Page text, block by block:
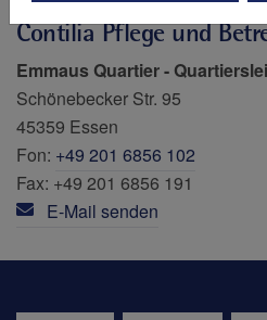
Contilia Pflege und
Emmaus Quartier-
Schönebecker Str. 95
45359 Essen
Fon: +49 201 6856 102
Fax: +49 201 6856 191
E-Mail senden